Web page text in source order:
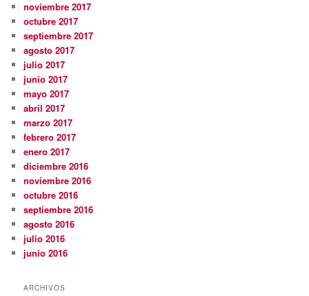
noviembre 2017
octubre 2017
septiembre 2017
agosto 2017
julio 2017
junio 2017
mayo 2017
abril 2017
marzo 2017
febrero 2017
enero 2017
diciembre 2016
noviembre 2016
octubre 2016
septiembre 2016
agosto 2016
julio 2016
junio 2016
ARCHIVOS